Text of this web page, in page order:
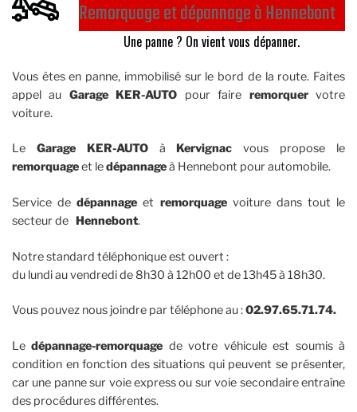
Remorquage et dépannage à Hennebont
Une panne ? On vient vous dépanner.
Vous êtes en panne, immobilisé sur le bord de la route. Faites
appel au Garage KER-AUTO pour faire remorquervotre
voiture.
Le Garage KER-AUTOà Kervignac vous propose le
remorquageet ledépannageà Hennebont pour automobile.
Service dedépannage et remorquagevoiture dans tout le
secteur de Hennebont.
Notre standard téléphonique est ouvert :
du lundi au vendredi de 8h30 à 12h00 et de 13h45 à 18h30.
Vous pouvez nous joindre par téléphone au :02.97.65.71.74.
Ledépannage-remorquage de votre véhicule est soumis à
condition en fonction des situations qui peuvent se présenter,
car une panne sur voie express ou sur voie secondaire entraîne
des procédures différentes.